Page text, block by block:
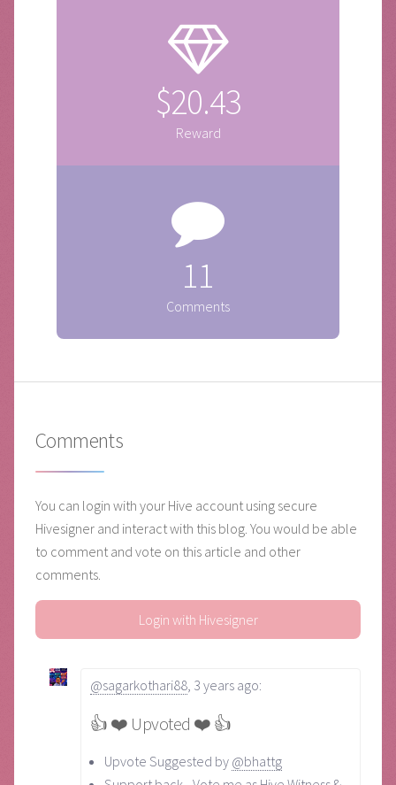
$20.43
Reward
11
Comments
Comments
You can login with your Hive account using secure
Hivesigner and interact with this blog. You would be able
to comment and vote on this article and other
comments.
Login with Hivesigner
@sagarkothari88, 3 years ago:
👍 ❤️ Upvoted ❤️ 👍
Upvote Suggested by @bhattg